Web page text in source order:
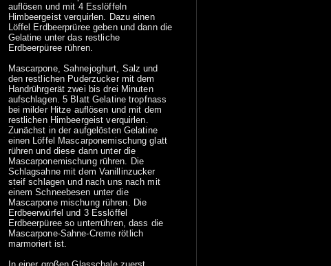
auflösen und mit 4 Esslöffeln
Himbeergeist verquirlen. Dazu einen
Löffel Erdbeerprüree geben und dann die
Gelatine unter das restliche
Erdbeerpüree rühren.
Mascarpone, Sahnejoghurt, Salz und
den restlichen Puderzucker mit dem
Handrührgerät zwei bis drei Minuten
aufschlagen. 5 Blatt Gelatine tropfnass
bei milder Hitze auflösen und mit dem
restlichen Himbeergeist verquirlen.
Zunächst in der aufgelösten Gelatine
einen Löffel Mascarponemischung glatt
rühren und diese dann unter die
Mascarponemischung rühren. Die
Schlagsahne mit dem Vanillinzucker
steif schlagen und nach uns nach mit
einem Schneebesen unter die
Mascarpone mischung rühren. Die
Erdbeerwürfel und 3 Esslöffel
Erdbeerpüree so unterrühren, dass die
Mascarpone-Sahne-Creme rötlich
marmoriert ist.